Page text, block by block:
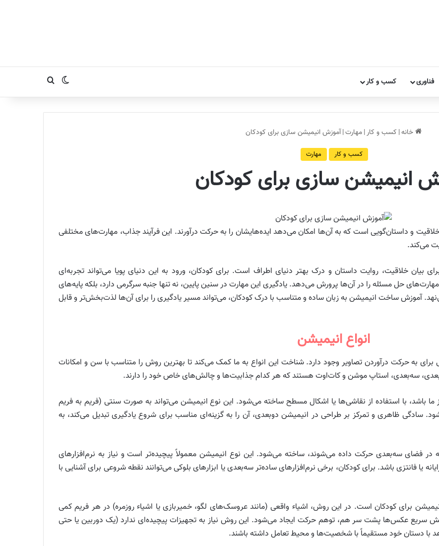
فناوری کسب و کار تغییر پوستهجستجو برای
خانه| کسب و کار| مهارت| آموزش انیمیشن سازی برای کودکان
کسب و کار مهارت
انیمیشن سازی برای کودکان
و داستان‌گویی است که به آن‌ها امکان می‌دهد ایده‌هایشان را به حرکت درآورند. این فرآیند جذاب، مهارت‌های مختلفی
می‌کند.
بیان خلاقیت، روایت داستان و درک بهتر دنیای اطراف است. برای کودکان، ورود به این دنیای پویا می‌تواند تجربه‌ای
حل مسئله را در آن‌ها پرورش می‌دهد. یادگیری این مهارت در سنین پایین، نه تنها جنبه سرگرمی دارد، بلکه پایه‌های
آموزش ساخت انیمیشن به زبان ساده و متناسب با درک کودکان، می‌تواند مسیر یادگیری را برای آن‌ها لذت‌بخش‌تر و قابل
انواع انیمیشن
به حرکت درآوردن تصاویر وجود دارد. شناخت این انواع به ما کمک می‌کند تا بهترین روش را متناسب با سن و امکانات
سه‌بعدی، استاپ موشن و کات‌اوت هستند که هر کدام جذابیت‌ها و چالش‌های خاص خود را دارند.
ما باشد، با استفاده از نقاشی‌ها یا اشکال مسطح ساخته می‌شود. این نوع انیمیشن می‌تواند به صورت سنتی (فریم به فریم
سادگی ظاهری و تمرکز بر طراحی در انیمیشن دوبعدی، آن را به گزینه‌ای مناسب برای شروع یادگیری تبدیل می‌کند، به
در فضای سه‌بعدی حرکت داده می‌شوند، ساخته می‌شود. این نوع انیمیشن معمولاً پیچیده‌تر است و نیاز به نرم‌افزارهای
یا فانتزی باشد. برای کودکان، برخی نرم‌افزارهای ساده‌تر سه‌بعدی یا ابزارهای بلوکی می‌توانند نقطه شروعی برای آشنایی با
برای کودکان است. در این روش، اشیاء واقعی (مانند عروسک‌های لگو، خمیربازی یا اشیاء روزمره) در هر فریم کمی
عکس‌ها پشت سر هم، توهم حرکت ایجاد می‌شود. این روش نیاز به تجهیزات پیچیده‌ای ندارد (یک دوربین یا حتی
با دستان خود مستقیماً با شخصیت‌ها و محیط تعامل داشته باشند.